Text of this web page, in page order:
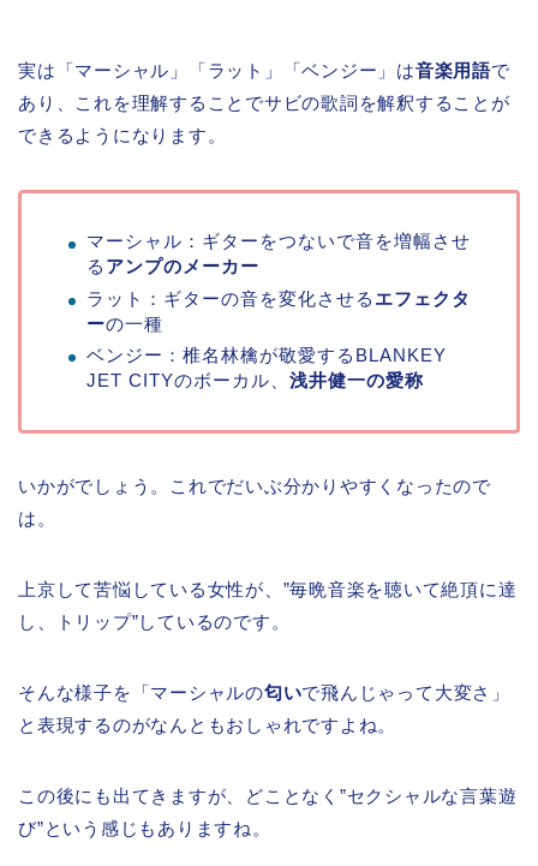
実は「マーシャル」「ラット」「ベンジー」は音楽用語で
あり、これを理解することでサビの歌詞を解釈することが
できるようになります。
マーシャル：ギターをつないで音を増幅させ
る アンプのメーカー
ラット：ギターの音を変化させる エフェクタ
ーの一種
ベンジー：椎名林檎が敬愛するBLANKEY
JET CITYのボーカル、 浅井健一の愛称
いかがでしょう。これでだいぶ分かりやすくなったので
は。
上京して苦悩している女性が、”毎晩音楽を聴いて絶頂に達
し、トリップ”しているのです。
そんな様子を「マーシャルの匂いで飛んじゃって大変さ」
と表現するのがなんともおしゃれですよね。
この後にも出てきますが、どことなく”セクシャルな言葉遊
び”という感じもありますね。